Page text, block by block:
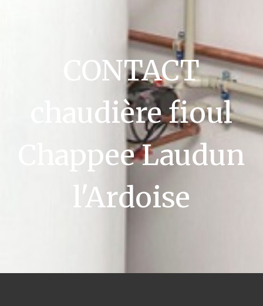
CONTACT
chaudière fioul
Chappee Laudun
l'Ardoise